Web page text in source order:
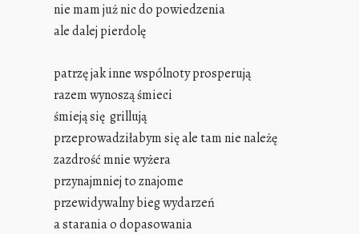
nie mam już nic do powiedzenia
ale dalej pierdolę
patrzę jak inne wspólnoty prosperują
razem wynoszą śmieci
śmieją się grillują
przeprowadziłabym się ale tam nie należę
zazdrość mnie wyżera
przynajmniej to znajome
przewidywalny bieg wydarzeń
a starania o dopasowania